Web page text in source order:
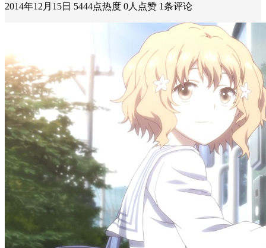
2014年12月15日 5444点热度 0人点赞 1条评论